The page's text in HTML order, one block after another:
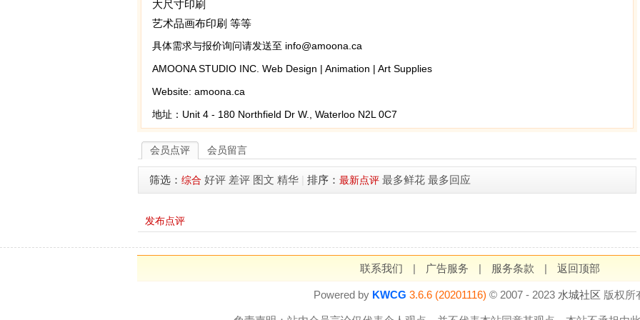
大尺寸印刷
艺术品画布印刷 等等
具体需求与报价询问请发送至 info@amoona.ca
AMOONA STUDIO INC. Web Design | Animation | Art Supplies
Website: amoona.ca
地址：Unit 4 - 180 Northfield Dr W., Waterloo N2L 0C7
会员点评 会员留言
筛选： 综合 好评 差评 图文 精华 排序： 最新点评 最多鲜花 最多回应
发布点评
联系我们 | 广告服务 | 服务条款 | 返回顶部
Powered by KWCG 3.6.6 (20201116) © 2007 - 2023 水城社区 版权所